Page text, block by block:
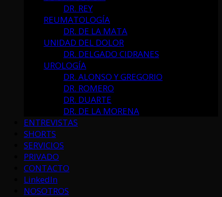
DR. REY
REUMATOLOGÍA
DR. DE LA MATA
UNIDAD DEL DOLOR
DR. DELGADO CIDRANES
UROLOGÍA
DR. ALONSO Y GREGORIO
DR. ROMERO
DR. DUARTE
DR. DE LA MORENA
ENTREVISTAS
SHORTS
SERVICIOS
PRIVADO
CONTACTO
LinkedIn
NOSOTROS